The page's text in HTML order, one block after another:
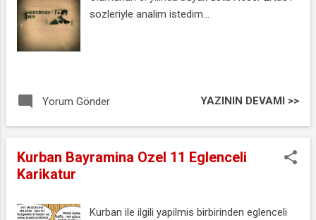
sozleriyle analim istedim...
Yorum Gönder YAZININ DEVAMI >>
Kurban Bayramina Ozel 11 Eglenceli
Karikatur
Kurban ile ilgili yapilmis birbirinden eglenceli